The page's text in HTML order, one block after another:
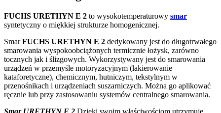
FUCHS URETHYN E 2 to wysokotemperaturowy smar
syntetyczny o miękkiej strukturze homogenicznej.
SmarFUCHS URETHYN E 2 dedykowany jest do długotrwałego
smarowania wyspokoobciążonych termicznie łożysk, zarówno
tocznych jak i ślizgowych. Wykorzystywany jest do smarowania
urządzeń w przemyśle motoryzacyjnym (lakierowanie
kataforetyczne), chemicznym, hutniczym, tekstylnym w
przenośnikach i urządzeniach suszarniczych. Można go aplikować
ręcznie lub przy zastosowaniu systemów centralnego smarowania.
Smar URETHYN E 2 Dzięki swoim właściwościom utrzymuje